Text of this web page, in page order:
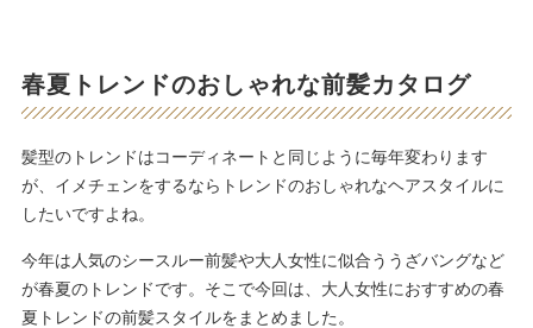
春夏トレンドのおしゃれな前髪カタログ
髪型のトレンドはコーディネートと同じように毎年変わります
が、イメチェンをするならトレンドのおしゃれなヘアスタイルに
したいですよね。
今年は人気のシースルー前髪や大人女性に似合ううざバングなど
が春夏のトレンドです。そこで今回は、大人女性におすすめの春
夏トレンドの前髪スタイルをまとめました。